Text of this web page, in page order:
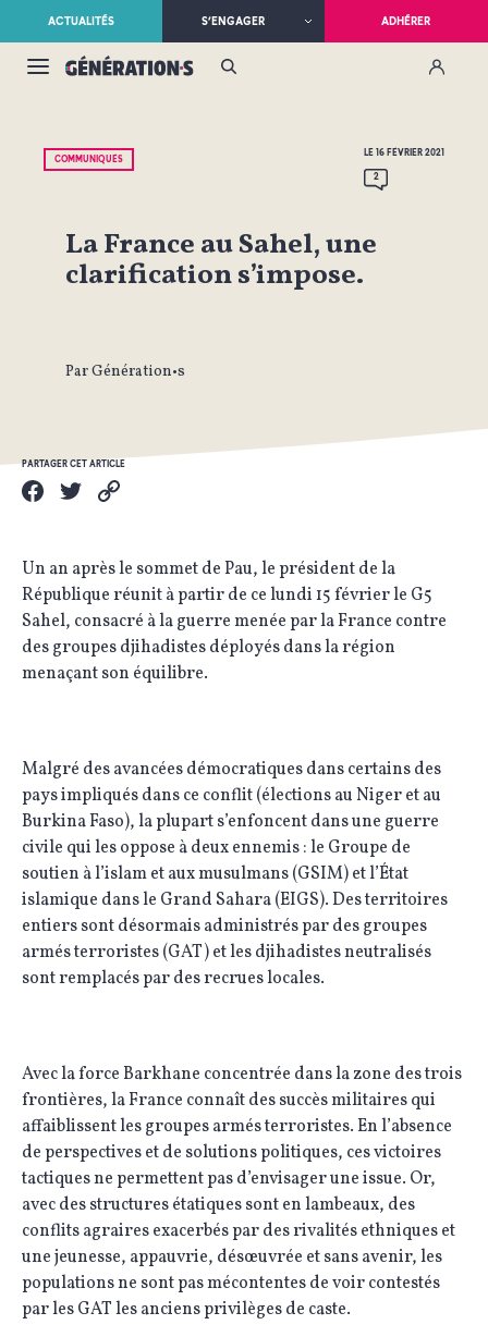
ACTUALITÉS S’ENGAGER ADHÉRER
COMMUNIQUÉS
LE 16 FÉVRIER 2021
2
La France au Sahel, une
clarification s’impose.
Par Génération•s
PARTAGER CET ARTICLE
Un an après le sommet de Pau, le président de la
République réunit à partir de ce lundi 15 février le G5
Sahel, consacré à la guerre menée par la France contre
des groupes djihadistes déployés dans la région
menaçant son équilibre.
Malgré des avancées démocratiques dans certains des
pays impliqués dans ce conflit (élections au Niger et au
Burkina Faso), la plupart s’enfoncent dans une guerre
civile qui les oppose à deux ennemis : le Groupe de
soutien à l’islam et aux musulmans (GSIM) et l’État
islamique dans le Grand Sahara (EIGS). Des territoires
entiers sont désormais administrés par des groupes
armés terroristes (GAT) et les djihadistes neutralisés
sont remplacés par des recrues locales.
Avec la force Barkhane concentrée dans la zone des trois
frontières, la France connaît des succès militaires qui
affaiblissent les groupes armés terroristes. En l’absence
de perspectives et de solutions politiques, ces victoires
tactiques ne permettent pas d’envisager une issue. Or,
avec des structures étatiques sont en lambeaux, des
conflits agraires exacerbés par des rivalités ethniques et
une jeunesse, appauvrie, désœuvrée et sans avenir, les
populations ne sont pas mécontentes de voir contestés
par les GAT les anciens privilèges de caste.